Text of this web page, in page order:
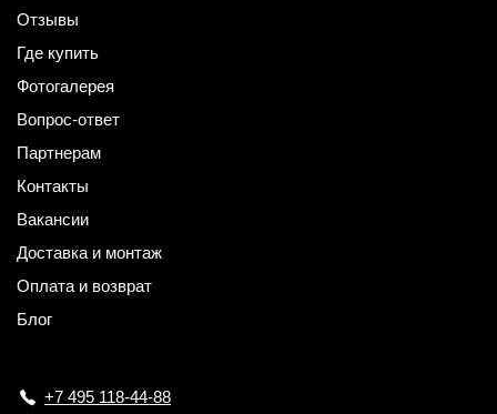
Отзывы
Где купить
Фотогалерея
Вопрос-ответ
Партнерам
Контакты
Вакансии
Доставка и монтаж
Оплата и возврат
Блог
+7 495 118-44-88